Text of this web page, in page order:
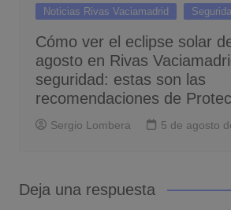
Noticias Rivas Vaciamadrid
Cómo ver el eclipse solar
agosto en Rivas
seguridad: estas son las
recomendaciones de
Sergio Lombera 5 de agosto
Deja una respuesta